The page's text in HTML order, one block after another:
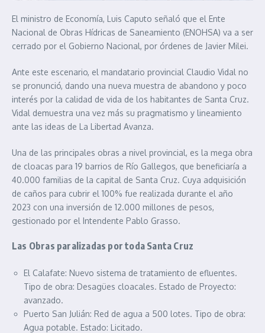
El ministro de Economía, Luis Caputo señaló que el Ente
Nacional de Obras Hídricas de Saneamiento (ENOHSA) va a ser
cerrado por el Gobierno Nacional, por órdenes de Javier Milei.
Ante este escenario, el mandatario provincial Claudio Vidal no
se pronunció, dando una nueva muestra de abandono y poco
interés por la calidad de vida de los habitantes de Santa Cruz.
Vidal demuestra una vez más su pragmatismo y lineamiento
ante las ideas de La Libertad Avanza.
Una de las principales obras a nivel provincial, es la mega obra
de cloacas para 19 barrios de Río Gallegos, que beneficiaría a
40.000 familias de la capital de Santa Cruz. Cuya adquisición
de caños para cubrir el 100% fue realizada durante el año
2023 con una inversión de 12.000 millones de pesos,
gestionado por el Intendente Pablo Grasso.
Las Obras paralizadas por toda Santa Cruz
El Calafate: Nuevo sistema de tratamiento de efluentes.
Tipo de obra: Desagües cloacales. Estado de Proyecto:
avanzado.
Puerto San Julián: Red de agua a 500 lotes. Tipo de obra:
Agua potable. Estado: Licitado.